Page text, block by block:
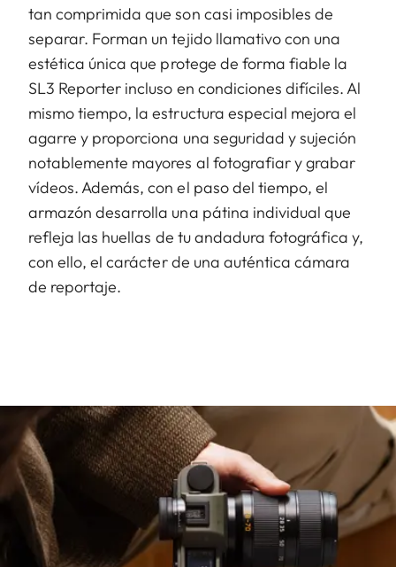
tan comprimida que son casi imposibles de
separar. Forman un tejido llamativo con una
estética única que protege de forma fiable la
SL3 Reporter incluso en condiciones difíciles. Al
mismo tiempo, la estructura especial mejora el
agarre y proporciona una seguridad y sujeción
notablemente mayores al fotografiar y grabar
vídeos. Además, con el paso del tiempo, el
armazón desarrolla una pátina individual que
refleja las huellas de tu andadura fotográfica y,
con ello, el carácter de una auténtica cámara
de reportaje.